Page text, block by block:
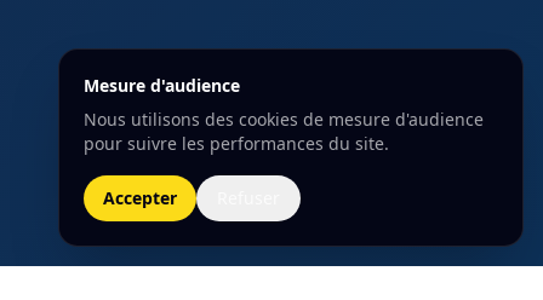
Mesure d'audience
Nous utilisons des cookies de mesure d'audience
pour suivre les performances du site.
Accepter